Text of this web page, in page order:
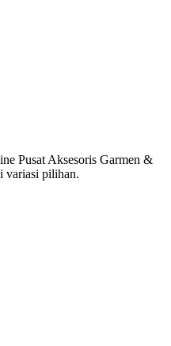
Pusat Aksesoris Garmen &
variasi pilihan.